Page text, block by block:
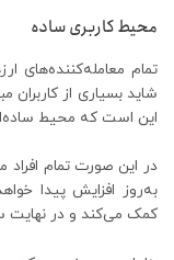
محیط کاربری ساده
تمام معامله‌کننده‌های
شاید بسیاری از کاربران
این است که محیط
در این صورت تمام افراد
به‌روز افزایش پیدا
کمک می‌کند و در نهایت